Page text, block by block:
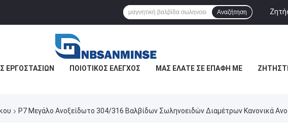
Αναζήτηση
ΕΡΓΟΣΤΑΣΊΩΝ ΠΟΙΟΤΙΚΌΣ ΈΛΕΓΧΟΣ ΜΑΣ ΕΛΆΤΕ ΣΕ ΕΠΑΦΉ ΜΕ
P7 Μεγάλο Ανοξείδωτο 304/316 Βαλβίδων Σωληνοειδών Διαμέτρων Κανονικά